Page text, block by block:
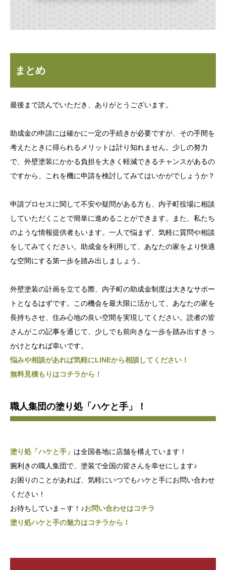
まとめ
最後まで読んでいただき、ありがとうございます。
助成金の申請には確かに一定の手続きが必要ですが、その手間を
考えたときに得られるメリットは計り知れません。少しの努力
で、外壁塗装にかかる負担を大きく軽減できるチャンスがあるの
ですから、これを機に申請を検討してみてはいかがでしょうか？
申請プロセスに関して不安や疑問がある方も、内子町役場に相談
していただくことで簡単に進めることができます。また、私たち
のような情報提供者もいます。一人で悩まず、気軽に質問や相談
をしてみてください。助成金を利用して、あなたの家をより快適
な空間にする第一歩を踏み出しましょう。
外壁塗装の計画を立てる際、内子町の助成金制度は大きなサポー
トとなるはずです。この機会を最大限に活かして、あなたの家を
長持ちさせ、住み心地の良い空間を実現してください。読者の皆
さんがこの記事を通じて、少しでも前向きな一歩を踏み出すきっ
かけとなれば幸いです。
悩みや相談があれば気軽にLINEから相談してください！
無料見積もりはコチラから！
職人集団の塗り処「ハケと手」！
塗り処「ハケと手」 は全国各地に店舗を構えています！
腕利きの職人集団で、塗装で全国の皆さんを幸せにします♪
お困りのことがあれば、気軽にいつでもハケと手にお問い合わせ
ください！
お待ちしていま～す！♪お問い合わせはコチラ
塗り処ハケと手の魅力はコチラから！